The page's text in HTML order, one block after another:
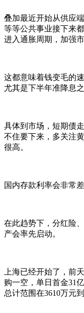
叠加最近开始从供应
等等公共事业接下来
进入通胀周期，加强
这都意味着钱变毛的
尤其是下半年准降息之
具体到市场，短期债
不住要下来，多关注
很高。
国内存款利率会非常
在此趋势下，分红险
产会率先启动。
上海已经开始了，前
购一空，单日首金31
总计范围在3610万元到